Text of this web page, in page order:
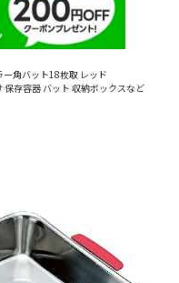
角バット18枚取 レッド
保存容器 バット 収納ボックスなど